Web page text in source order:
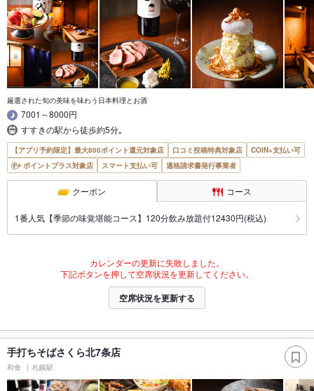
厳選された旬の美味を味わう日本料理とお酒
7001～8000円
すすきの駅から徒歩約5分｡
【アプリ予約限定】最大800ポイント還元対象店 口コミ投稿特典対象店
COIN+支払い可
ポイントプラス対象店
スマート支払い可 適格請求書発行事業者
クーポン コース
1番人気【季節の味覚堪能コース】120分飲み放題付12430円(税込)
カレンダーの更新に失敗しました。
下記ボタンを押して空席状況を更新してください。
空席状況を更新する
手打ちそばさくら北7条店
和食 札幌駅